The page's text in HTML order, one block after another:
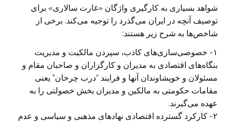
شواهد بسیاری به کارگیری واژگان «غارت سالاری» برای
توصیف آنچه در ایران می‌گذرد را توجیه می‌کند. برخی از
شاخص‌ها به شرح زیر هستند:
۱- خصوصی‌سازی‌های کاذب، سپردن مالکیت و مدیریت
بنگاه‌های اقتصادی به مدیران و کارگزاران و صاحبان مقام و
مسئولان و خویشاوندان آنها و فرایند “درب چرخان” یعنی
مقامات حکومتی به مالکین و مدیران بخش خصولتی را به
عهده می‌گیرند.
۲- کارکرد گسترده اقتصادی نهادهای مذهبی و سیاسی و عدم